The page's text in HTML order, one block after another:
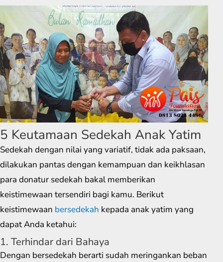
5 Keutamaan Sedekah Anak Yatim
Sedekah dengan nilai yang variatif, tidak ada paksaan,
dilakukan pantas dengan kemampuan dan keikhlasan
para donatur sedekah bakal memberikan
keistimewaan tersendiri bagi kamu. Berikut
keistimewaan bersedekah kepada anak yatim yang
dapat Anda ketahui:
1. Terhindar dari Bahaya
Dengan bersedekah berarti sudah meringankan beban